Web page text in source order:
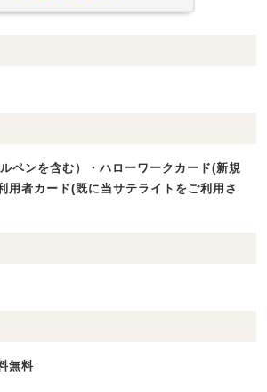
ペンを含む）・ハローワークカード(新規
用者カード(既に当サテライトをご利用さ
無料